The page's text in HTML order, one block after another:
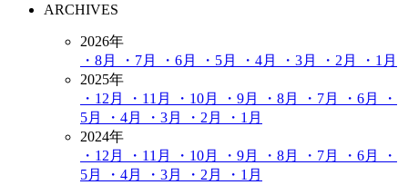
ARCHIVES
2026年
・8月
・7月 ・6月 ・5月 ・4月 ・3月 ・2月
・1月
2025年
・12月
・11月 ・10月 ・9月 ・8月 ・7月 ・6月
・
5月
・4月 ・3月 ・2月
・1月
2024年
・12月
・11月 ・10月 ・9月 ・8月 ・7月 ・6月
・
5月
・4月 ・3月 ・2月
・1月